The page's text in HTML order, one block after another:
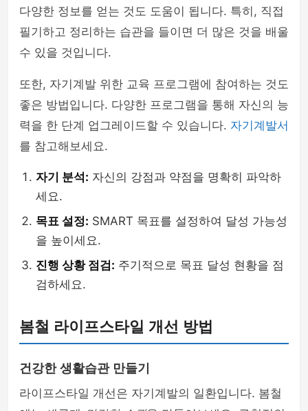
다양한 정보를 얻는 것도 도움이 됩니다. 특히, 직접
필기하고 정리하는 습관을 들이면 더 많은 것을 배울
수 있을 것입니다.
또한, 자기계발 위한 교육 프로그램에 참여하는 것도
좋은 방법입니다. 다양한 프로그램을 통해 자신의 능
력을 한 단계 업그레이드할 수 있습니다. 자기계발서
를 참고해보세요.
자기 분석: 자신의 강점과 약점을 명확히 파악하
세요.
목표 설정: SMART 목표를 설정하여 달성 가능성
을 높이세요.
진행 상황 점검: 주기적으로 목표 달성 현황을 점
검하세요.
봄철 라이프스타일 개선 방법
건강한 생활습관 만들기
라이프스타일 개선은 자기계발의 일환입니다. 봄철